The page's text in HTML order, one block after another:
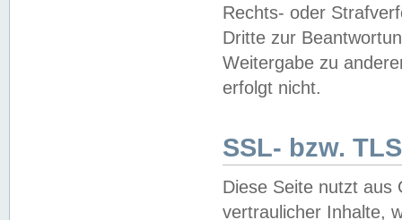
Rechts- oder
Dritte zur
Weitergabe zu
erfolgt nicht.
SSL- bzw.
Diese Seite nutzt aus
vertraulicher Inhalte,